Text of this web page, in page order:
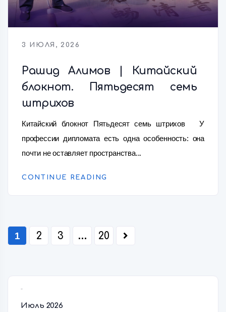
3 ИЮЛЯ, 2026
Рашид Алимов | Китайский
блокнот. Пятьдесят семь
штрихов
Китайский блокнот Пятьдесят семь штрихов У
профессии дипломата есть одна особенность: она
почти не оставляет пространства...
CONTINUE READING
1 2 3 … 20
Июль 2026